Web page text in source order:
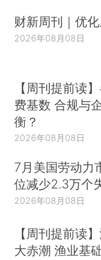
财新周刊｜优
2026年08月08日
【周刊提前读
费基数 合规与
衡？
2026年08月08日
7月美国劳动力
位减少2.3万个
2026年08月08日
【周刊提前读
大赤潮 渔业基